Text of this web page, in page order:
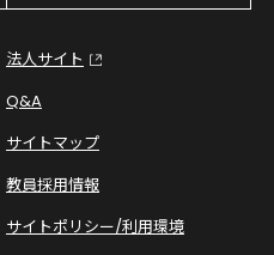
法人サイト
Q&A
サイトマップ
教員採用情報
サイトポリシー/利用環境